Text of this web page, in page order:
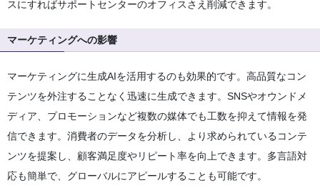
スにすればサポートセンターのオフィスさえ削減できます。
マーケティングへの影響
マーケティングに生成AIを活用するのも効果的です。高品質なコン
テンツを外注することなく迅速に生成できます。SNSやオウンドメ
ディア、プロモーションなど複数の媒体でも工数を抑えて情報を発
信できます。消費者のデータを分析し、より求められているコンテ
ンツを提案し、顧客満足度やリピート率を向上できます。多言語対
応も簡単で、グローバルにアピールすることも可能です。